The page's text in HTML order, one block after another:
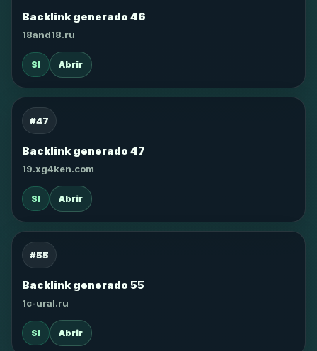
Backlink generado 46
18and18.ru
SI Abrir
#47
Backlink generado 47
19.xg4ken.com
SI Abrir
#55
Backlink generado 55
1c-ural.ru
SI Abrir